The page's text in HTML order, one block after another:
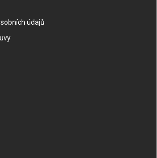
údajů